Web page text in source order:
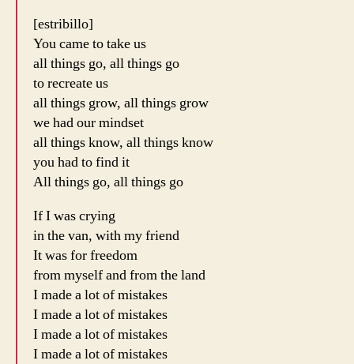
[estribillo]
You came to take us
all things go, all things go
to recreate us
all things grow, all things grow
we had our mindset
all things know, all things know
you had to find it
All things go, all things go
If I was crying
in the van, with my friend
It was for freedom
from myself and from the land
I made a lot of mistakes
I made a lot of mistakes
I made a lot of mistakes
I made a lot of mistakes